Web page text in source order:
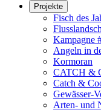
Projekte
Fisch des
Kampagne
Angeln in
Kormoran
CATCH &
Catch &
Gewässer-
Arten- und